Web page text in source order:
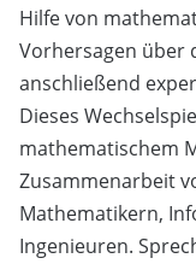
Hilfe von
Vorhersagen über
anschließend
Dieses
mathematischem
Zusammenarbeit
Mathematikern,
Ingenieuren.